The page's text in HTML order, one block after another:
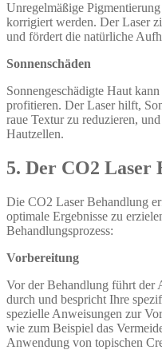
Unregelmäßige
korrigiert werden. Der Laser
und fördert die natürliche
Sonnenschäden
Sonnengeschädigte Haut
profitieren. Der Laser hilft,
raue Textur zu reduzieren,
Hautzellen.
5. Der CO2 Laser
Die CO2 Laser Behandlung
optimale Ergebnisse zu
Behandlungsprozess:
Vorbereitung
Vor der Behandlung führt der
durch und bespricht Ihre
spezielle Anweisungen zur
wie zum Beispiel das
Anwendung von topischen